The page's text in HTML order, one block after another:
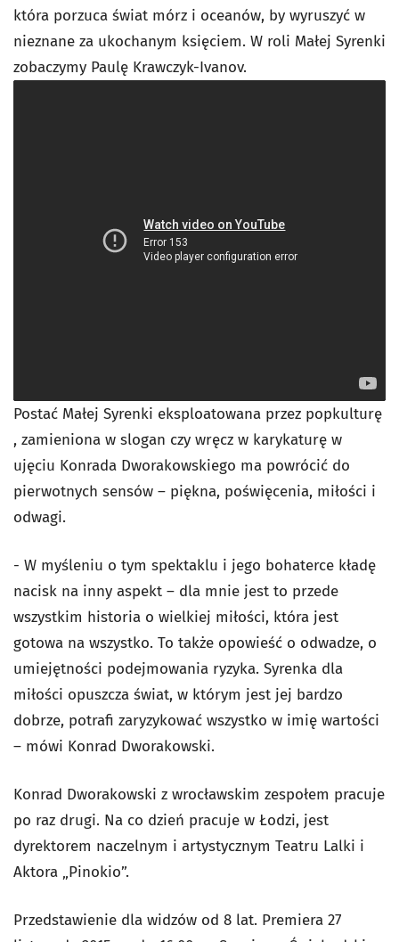
która porzuca świat mórz i oceanów, by wyruszyć w
nieznane za ukochanym księciem. W roli Małej Syrenki
zobaczymy Paulę Krawczyk-Ivanov.
Postać Małej Syrenki eksploatowana przez popkulturę
, zamieniona w slogan czy wręcz w karykaturę w
ujęciu Konrada Dworakowskiego ma powrócić do
pierwotnych sensów – piękna, poświęcenia, miłości i
odwagi.
- W myśleniu o tym spektaklu i jego bohaterce kładę
nacisk na inny aspekt – dla mnie jest to przede
wszystkim historia o wielkiej miłości, która jest
gotowa na wszystko. To także opowieść o odwadze, o
umiejętności podejmowania ryzyka. Syrenka dla
miłości opuszcza świat, w którym jest jej bardzo
dobrze, potrafi zaryzykować wszystko w imię wartości
– mówi Konrad Dworakowski.
Konrad Dworakowski z wrocławskim zespołem pracuje
po raz drugi. Na co dzień pracuje w Łodzi, jest
dyrektorem naczelnym i artystycznym Teatru Lalki i
Aktora „Pinokio”.
Przedstawienie dla widzów od 8 lat. Premiera 27